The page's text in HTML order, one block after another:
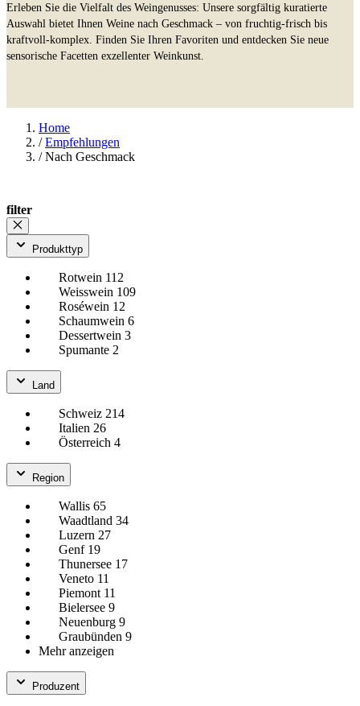
Erleben Sie die Vielfalt des Weingenusses: Unsere sorgfältig kuratierte
Auswahl bietet Ihnen Weine nach Geschmack – von fruchtig-frisch bis
kraftvoll-komplex. Finden Sie Ihren Favoriten und entdecken Sie neue
sensorische Facetten exzellenter Weinkunst.
Home
/ Empfehlungen
/ Nach Geschmack
filter
Produkttyp
Rotwein 112
Weisswein 109
Roséwein 12
Schaumwein 6
Dessertwein 3
Spumante 2
Land
Schweiz 214
Italien 26
Österreich 4
Region
Wallis 65
Waadtland 34
Luzern 27
Genf 19
Thunersee 17
Veneto 11
Piemont 11
Bielersee 9
Neuenburg 9
Graubünden 9
Mehr anzeigen
Produzent